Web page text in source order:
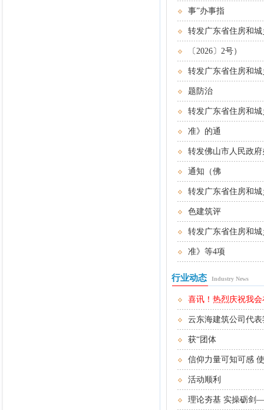
事”办事指
转发广东省住房和
〔2026〕2号）
转发广东省住房和
题防治
转发广东省住房和
准》的通
转发佛山市人民政
通知（佛
转发广东省住房和
色建筑评
转发广东省住房和
准》等4项
行业动态 Industry News
喜讯！热烈庆祝我会
云东海建筑公司代
获“团体
信仰力量可知可感
活动顺利
理论夯基 实操砺剑